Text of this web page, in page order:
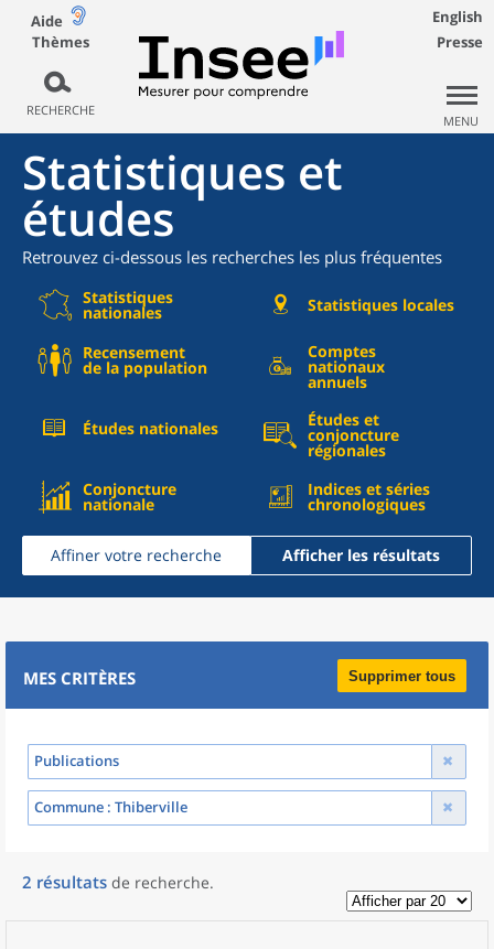
Aide
Thèmes
RECHERCHE
English
Presse
MENU
Statistiques et
études
Retrouvez ci-dessous les recherches les plus fréquentes
Statistiques
nationales Statistiques locales
Recensement
de la population
Comptes
nationaux
annuels
Études nationales Études et
conjoncture
régionales
Conjoncture
nationale
Indices et séries
chronologiques
Affiner votre recherche Afficher les résultats
MES CRITÈRES Supprimer tous
Publications
Commune : Thiberville
2 résultats de recherche.